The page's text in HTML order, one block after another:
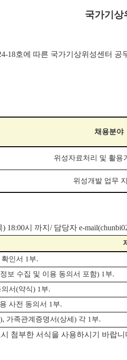
국가기상
18호에 따른 국가기상위성센터
채용분야
위성자료처리 및 활용
위성개발 업무
18:00시 까지/ 담당자 e-
인서 1 부.
보 수집 및 이용 동의서 포함) 1 부.
서(약식) 1 부.
사전 동의서 1 부.
), 가족관계증명서(상세 ) 각 1 부.
첨부한 서식을 사용하시기 바랍니